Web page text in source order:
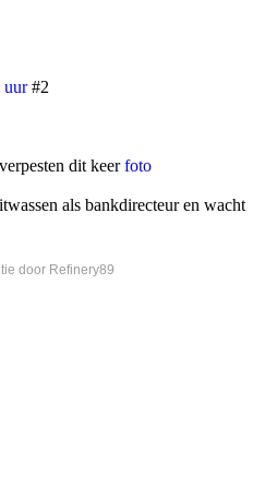
uur #2
dit keerfoto
als bankdirecteur en wacht
door Refinery89